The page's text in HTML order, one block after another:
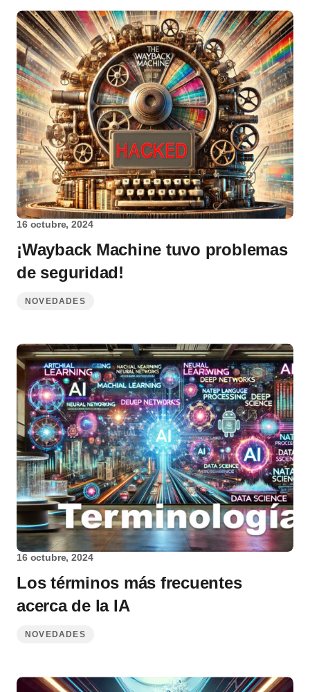
16 octubre, 2024
¡Wayback Machine tuvo problemas
de seguridad!
NOVEDADES
16 octubre, 2024
Los términos más frecuentes
acerca de la IA
NOVEDADES